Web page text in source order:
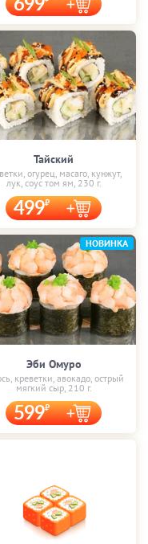
699
Тайский
огурец, масаго, кунжут,
лук, соус том ям, 230 г.
499
Эби Омуро
креветки, авокадо, острый
мягкий сыр, 210 г.
599
НОВИНКА